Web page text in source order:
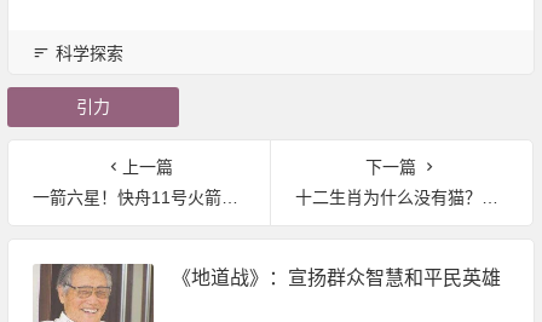
科学探索
引力
上一篇
一箭六星！快舟11号火箭明年首飞：便宜得发指
下一篇
十二生肖为什么没有猫？今天才知道……
《地道战》：宣扬群众智慧和平民英雄